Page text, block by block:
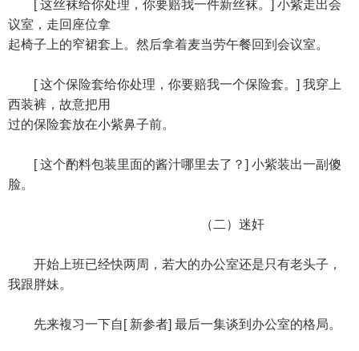
[ 这丝袜给你处理，你要赔我一件新丝袜。] 小紫走出会
议室，走回座位拿
起椅子上的窄裙套上。然后拿着麦当劳午餐回到会议室。
[ 这个保险套给你处理，你要赔我一个保险套。] 我穿上
西装裤，故意把用
过的保险套放在小紫鼻子前。
[ 这个酌料包装里面的酱汁哪里去了？] 小紫装出一副傻
脸。
（二）迷奸
开始上班已经快两周，若大的办公室还是只有老头子，
我跟胖妹。
先来複习一下自[ 新参者] 最后一集谈到办公室的格局。